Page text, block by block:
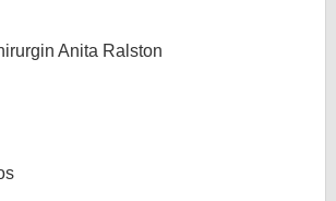
Anita Ralston